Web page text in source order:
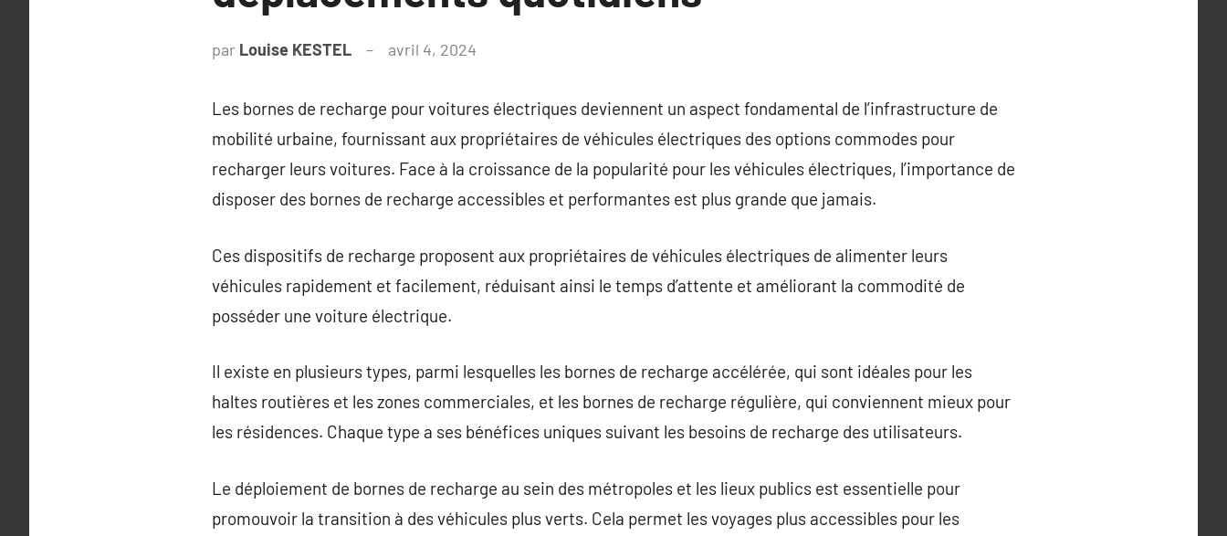
par Louise KESTEL avril 4, 2024
Les bornes de recharge pour voitures électriques deviennent un aspect fondamental de l’infrastructure de
mobilité urbaine, fournissant aux propriétaires de véhicules électriques des options commodes pour
recharger leurs voitures. Face à la croissance de la popularité pour les véhicules électriques, l’importance de
disposer des bornes de recharge accessibles et performantes est plus grande que jamais.
Ces dispositifs de recharge proposent aux propriétaires de véhicules électriques de alimenter leurs
véhicules rapidement et facilement, réduisant ainsi le temps d’attente et améliorant la commodité de
posséder une voiture électrique.
Il existe en plusieurs types, parmi lesquelles les bornes de recharge accélérée, qui sont idéales pour les
haltes routières et les zones commerciales, et les bornes de recharge régulière, qui conviennent mieux pour
les résidences. Chaque type a ses bénéfices uniques suivant les besoins de recharge des utilisateurs.
Le déploiement de bornes de recharge au sein des métropoles et les lieux publics est essentielle pour
promouvoir la transition à des véhicules plus verts. Cela permet les voyages plus accessibles pour les